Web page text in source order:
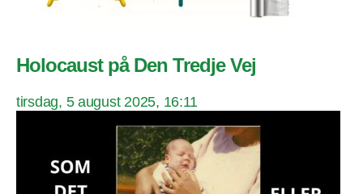
Holocaust på Den Tredje Vej
tirsdag, 5 august 2025, 16:11